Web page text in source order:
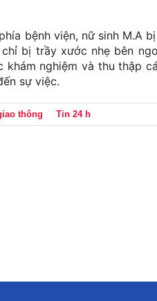
bệnh viện, nữ sinh M.A
bị trầy xước nhẹ bên
khám nghiệm và thu thập
sự việc.
thông Tin 24 h